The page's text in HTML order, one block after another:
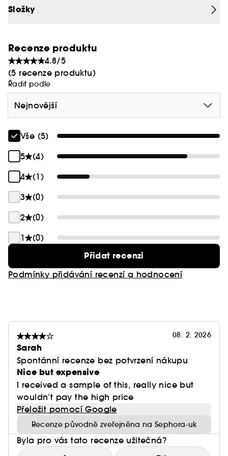
Složky
Recenze produktu
4.8/5
(5 recenze produktu)
Řadit podle
Nejnovější
Vše (5)
5
(4)
4
(1)
3
(0)
2
(0)
1
(0)
Přidat recenzi
Podmínky přidávání recenzí a hodnocení
08. 2. 2026
Sarah
Spontánní recenze bez potvrzení nákupu
Nice but expensive
I received a sample of this, really nice but
wouldn’t pay the high price
Přeložit pomocí Google
Recenze původně zveřejněna na Sephora-uk
Byla pro vás tato recenze užitečná?